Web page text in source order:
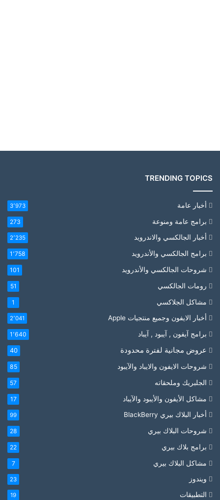
TRENDING TOPICS
أخبار عامة 3٬973
برامج عامة ومنوعة 273
أخبار الجالكسي والاندرويد 2٬235
برامج الجالكسي والأندرويد 1٬758
شروحات الجالكسي والأندرويد 101
رومات الجالكسي 51
مشاكل الجلاكسي 1
أخبار الايفون وجميع منتجيات Apple 2٬041
برامج آيفون , آيبود , آيباد 1٬640
عروض مجانية لفترة محدودة 40
شروحات الايفون والايباد والآيبود 85
الجلبريك وملحقاته 57
مشاكل الأيفون والأيبود والآيباد 17
أخبار البلاك بيري BlackBerry 99
شروحات البلاك بيري 28
برامج بلاك بيري 22
مشاكل البلاك بيري 7
ويندوز 23
التطبيقات 19